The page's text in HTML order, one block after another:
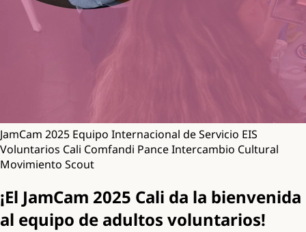
JamCam 2025 Equipo Internacional de Servicio EIS
Voluntarios Cali Comfandi PanceIntercambio Cultural
Movimiento Scout
¡El JamCam 2025 Cali da la bienvenida
al equipo de adultos voluntarios!